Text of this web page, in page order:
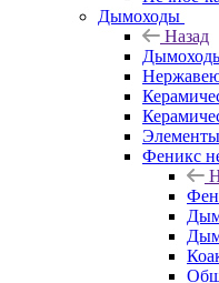
Дымоходы
Назад
Феникс